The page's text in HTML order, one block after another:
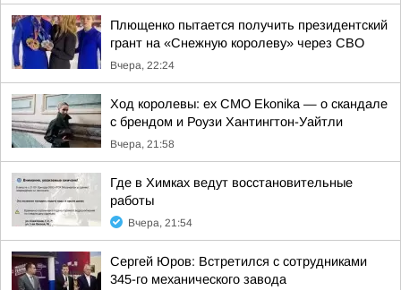
Плющенко пытается получить президентский
грант на «Снежную королеву» через СВО
Вчера, 22:24
Ход королевы: ex CMO Ekonika — о скандале
с брендом и Роузи Хантингтон-Уайтли
Вчера, 21:58
Где в Химках ведут восстановительные
работы
Вчера, 21:54
Сергей Юров: Встретился с сотрудниками
345-го механического завода